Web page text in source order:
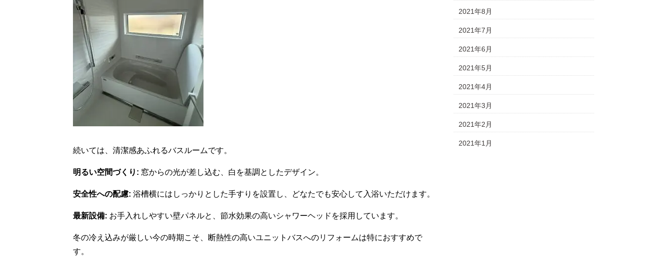
続いては、清潔感あふれるバスルームです。
明るい空間づくり: 窓からの光が差し込む、白を基調としたデザイン。
安全性への配慮: 浴槽横にはしっかりとした手すりを設置し、どなたでも安心して入浴いただけます。
最新設備: お手入れしやすい壁パネルと、節水効果の高いシャワーヘッドを採用しています。
冬の冷え込みが厳しい今の時期こそ、断熱性の高いユニットバスへのリフォームは特におすすめで
す。
2021年8月
2021年7月
2021年6月
2021年5月
2021年4月
2021年3月
2021年2月
2021年1月